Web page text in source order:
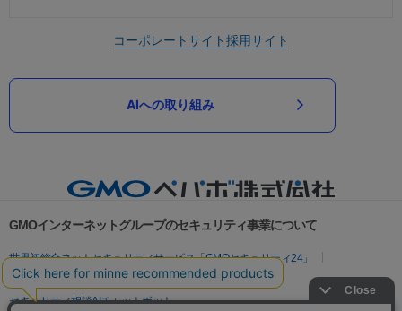
コーポレートサイト採用サイト
AIへの取り組み
GMOインターネットグループのセキュリティ事業について
世界初総合ネットセキュリティサービス「GMOセキュリティ24」
パスワード漏洩診断
Webサイトリスク診断
セキュリティ相談AIチャットボット